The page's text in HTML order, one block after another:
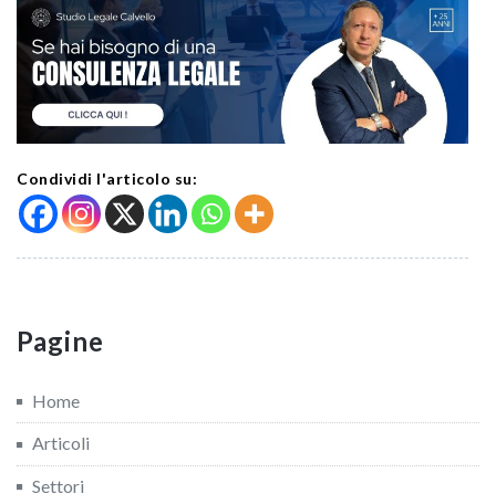
Condividi l'articolo su:
Pagine
Home
Articoli
Settori